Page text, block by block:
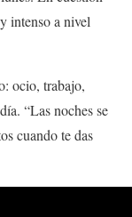
intenso a nivel
ocio, trabajo,
“Las noches se
cuando te das